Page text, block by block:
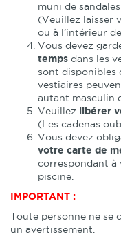
muni de
(Veuillez laisser
ou à l’intérieur
Vous devez
temps dans les
sont disponibles
vestiaires
autant masculin
Veuillez libérer
(Les cadenas
Vous devez
votre carte de
correspondant à
piscine.
IMPORTANT :
Toute personne ne se
un avertissement.